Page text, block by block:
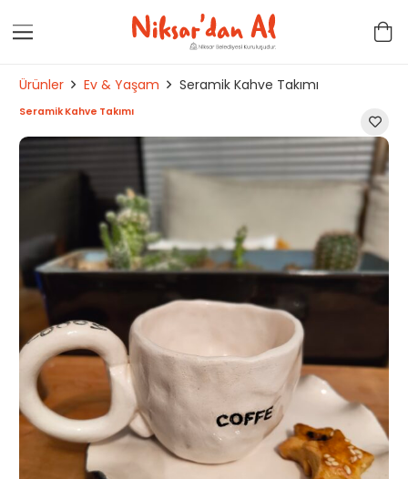
Ürünler Ev & Yaşam Seramik Kahve Takımı
Seramik Kahve Takımı